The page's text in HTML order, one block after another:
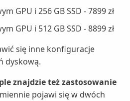
GPU i 256 GB SSD - 7899 zł
GPU i 512 GB SSD - 8899 zł
się inne konfiguracje
dyskową.
znajdzie też zastosowanie
pojawi się w dwóch